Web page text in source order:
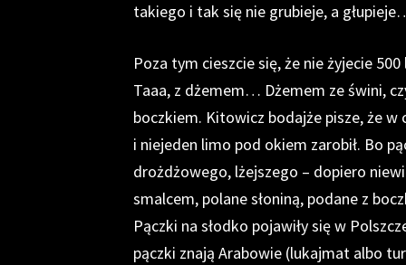
takiego i tak się nie grubieje, a
Poza tym cieszcie się, że nie żyjecie
Taaa, z dżemem… Dżemem ze świni,
boczkiem. Kitowicz bodajże pisze, że
i niejeden limo pod okiem zarobił. Bo
drożdżowego, lżejszego – dopiero
smalcem, polane słoniną, podane z
Pączki na słodko pojawiły się w
pączki znają Arabowie (lukajmat albo